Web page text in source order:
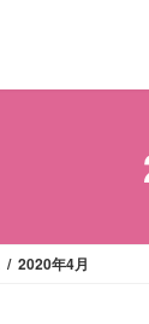
2020年4月